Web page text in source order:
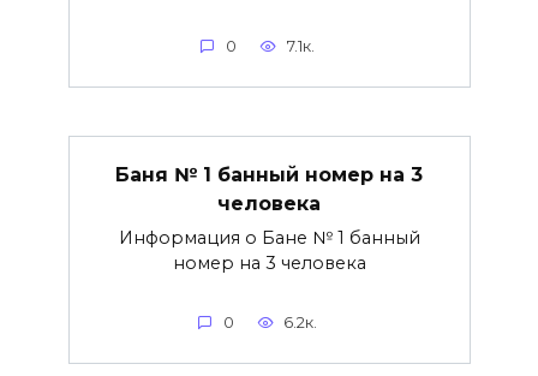
0 7.1к.
Баня № 1 банный номер на 3
человека
Информация о Бане № 1 банный
номер на 3 человека
0 6.2к.